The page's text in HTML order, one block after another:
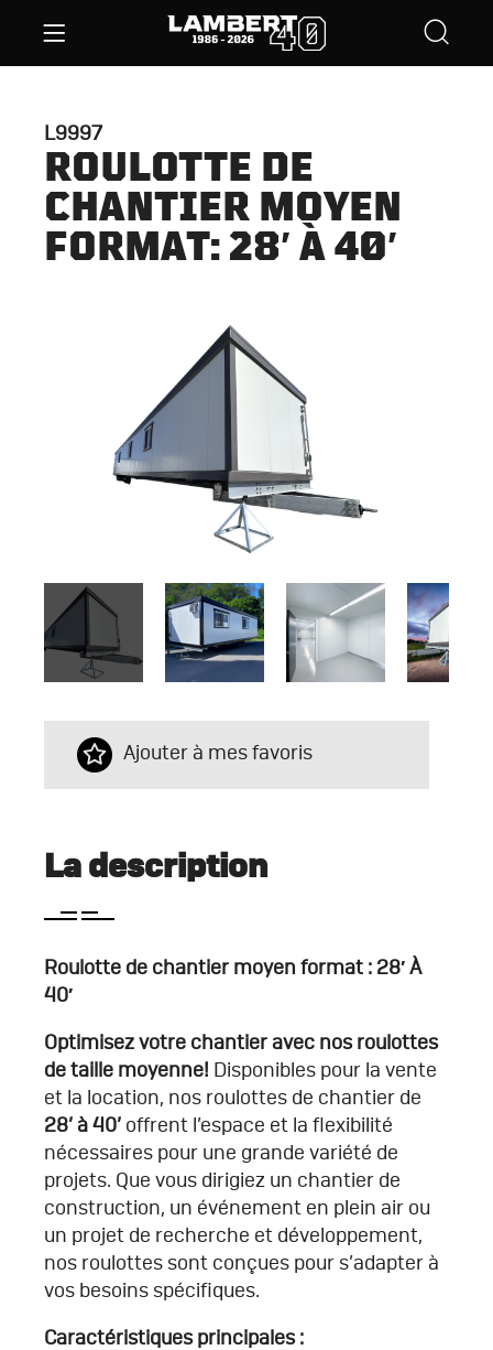
L9997
ROULOTTE DE
CHANTIER MOYEN
FORMAT: 28′ À 40′
Ajouter à mes favoris
La description
Roulotte de chantier moyen format : 28′ À
40′
Optimisez votre chantier avec nos roulottes
de taille moyenne! Disponibles pour la vente
et la location, nos roulottes de chantier de
28’ à 40’ offrent l’espace et la flexibilité
nécessaires pour une grande variété de
projets. Que vous dirigiez un chantier de
construction, un événement en plein air ou
un projet de recherche et développement,
nos roulottes sont conçues pour s’adapter à
vos besoins spécifiques.
Caractéristiques principales :